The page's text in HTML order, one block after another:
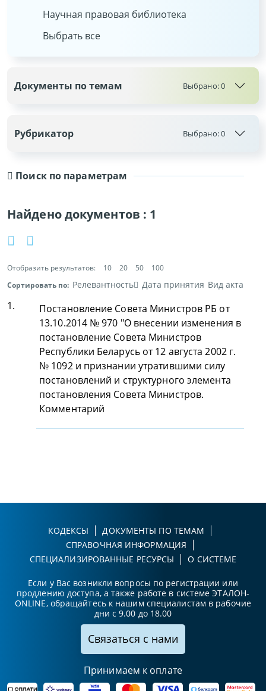
Поиск по параметрам
Найдено документов : 1
Отобразить результатов: 10 20 50
100
Сортировать по: Релевантность Дата принятия Вид акта
1.
Постановление Совета Министров РБ от
13.10.2014 № 970 "О внесении изменения в
постановление Совета Министров
Республики Беларусь от 12 августа 2002 г.
№ 1092 и признании утратившими силу
постановлений и структурного элемента
постановления Совета Министров.
Комментарий
Научная правовая библиотека
Выбрать все
Документы по темам Выбрано:0
Рубрикатор Выбрано:0
КОДЕКСЫ
ДОКУМЕНТЫ ПО ТЕМАМ
СПРАВОЧНАЯ ИНФОРМАЦИЯ
СПЕЦИАЛИЗИРОВАННЫЕ РЕСУРСЫ
О СИСТЕМЕ
Если у Вас возникли вопросы по регистрации или
продлению доступа, а также работе в системе ЭТАЛОН-
ONLINE, обращайтесь к нашим специалистам в рабочие
дни с 9.00 до 18.00
Связаться с нами
Принимаем к оплате